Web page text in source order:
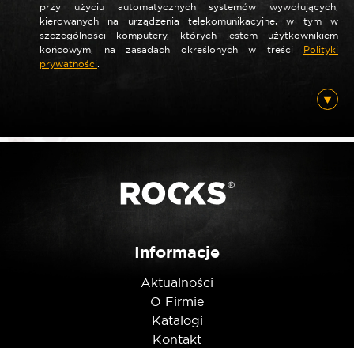
Nazwa*
Posiadam ten produkt
przy użyciu automatycznych systemów wywołujących,
kierowanych na urządzenia telekomunikacyjne, w tym w
szczególności komputery, których jestem użytkownikiem
końcowym, na zasadach określonych w treści Polityki
prywatności.
Informacje
Aktualności
O Firmie
Katalogi
Kontakt